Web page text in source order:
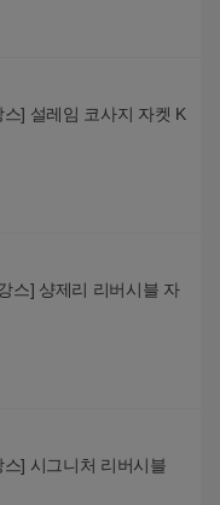
] 설레임 코사지 자켓 K
스] 샹제리 리버시블 자
] 시그니처 리버시블